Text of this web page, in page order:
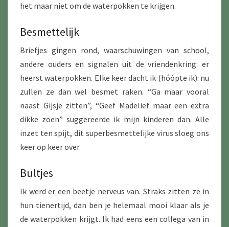
het maar niet om de waterpokken te krijgen.
Besmettelijk
Briefjes gingen rond, waarschuwingen van school,
andere ouders en signalen uit de vriendenkring: er
heerst waterpokken. Elke keer dacht ik (hóópte ik): nu
zullen ze dan wel besmet raken. “Ga maar vooral
naast Gijsje zitten”, “Geef Madelief maar een extra
dikke zoen” suggereerde ik mijn kinderen dan. Alle
inzet ten spijt, dit superbesmettelijke virus sloeg ons
keer op keer over.
Bultjes
Ik werd er een beetje nerveus van. Straks zitten ze in
hun tienertijd, dan ben je helemaal mooi klaar als je
de waterpokken krijgt. Ik had eens een collega van in